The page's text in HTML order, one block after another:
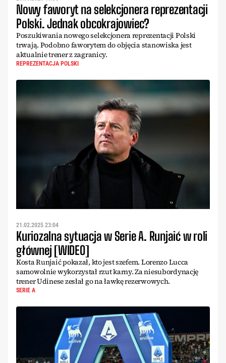
Nowy faworyt na selekcjonera reprezentacji
Polski. Jednak obcokrajowiec?
Poszukiwania nowego selekcjonera reprezentacji Polski
trwają. Podobno faworytem do objęcia stanowiska jest
aktualnie trener z zagranicy.
REPREZENTACJA POLSKI
21.02.2025 23:04
Kuriozalna sytuacja w Serie A. Runjaić w roli
głównej [WIDEO]
Kosta Runjaić pokazał, kto jest szefem. Lorenzo Lucca
samowolnie wykorzystał rzut karny. Za niesubordynację
trener Udinese zesłał go na ławkę rezerwowych.
SERIE A